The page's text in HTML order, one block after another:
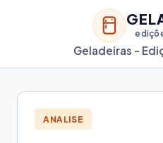
Geladeiras -
ANALISE